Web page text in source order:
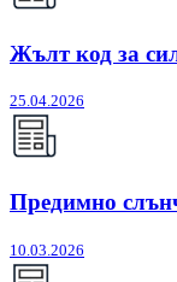
Жълт код за
25.04.2026
Предимно
10.03.2026